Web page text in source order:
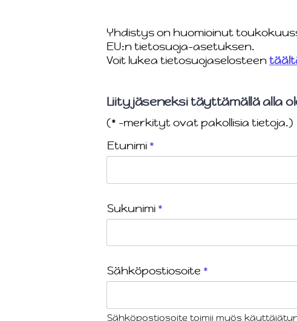
Yhdistys on huomioinut
EU:n tietosuoja-asetuksen.
Voit lukea tietosuojaselosteen
Liity jäseneksi täyttämällä alla
(* -merkityt ovat pakollisia tietoja.)
Etunimi*
Sukunimi*
Sähköpostiosoite *
Sähköpostiosoite toimii myös